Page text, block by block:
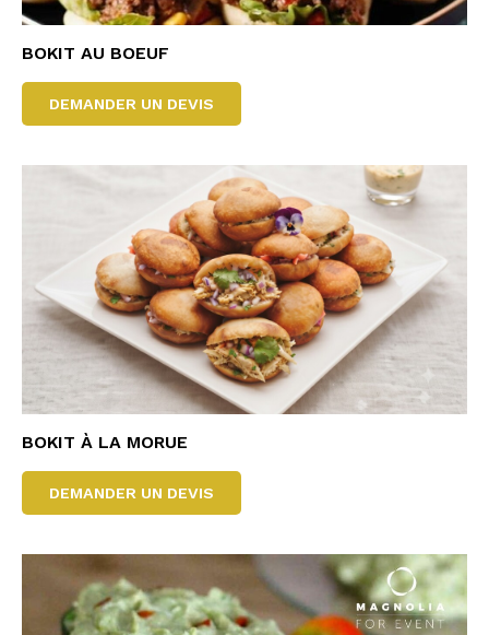
BOKIT AU BOEUF
DEMANDER UN DEVIS
BOKIT À LA MORUE
DEMANDER UN DEVIS